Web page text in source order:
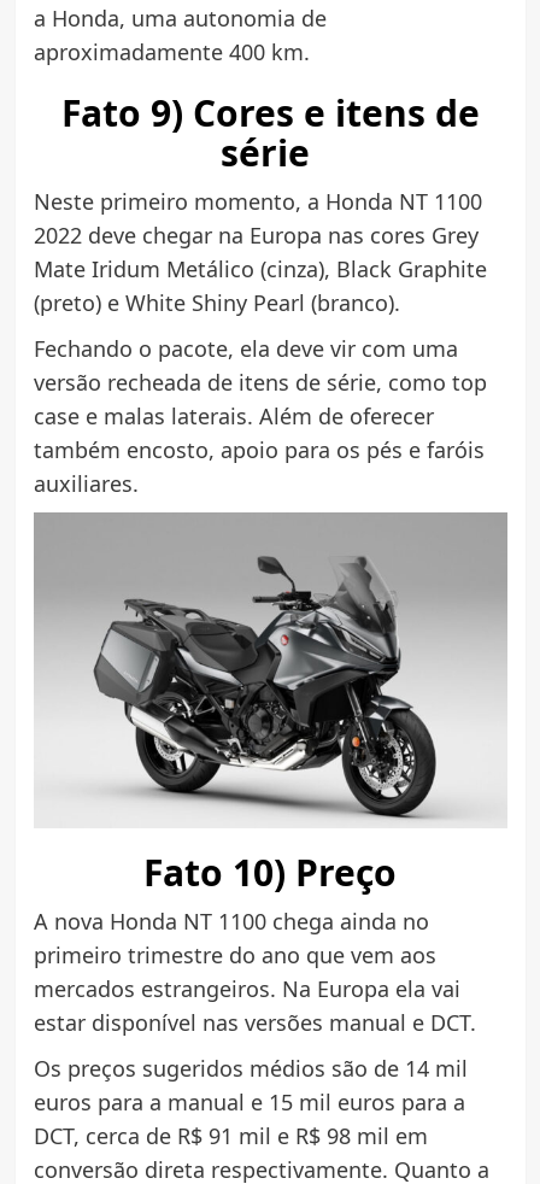
a Honda, uma autonomia de
aproximadamente 400 km.
Fato 9) Cores e itens de
série
Neste primeiro momento, a Honda NT 1100
2022 deve chegar na Europa nas cores Grey
Mate Iridum Metálico (cinza), Black Graphite
(preto) e White Shiny Pearl (branco).
Fechando o pacote, ela deve vir com uma
versão recheada de itens de série, como top
case e malas laterais. Além de oferecer
também encosto, apoio para os pés e faróis
auxiliares.
Fato 10) Preço
A nova Honda NT 1100 chega ainda no
primeiro trimestre do ano que vem aos
mercados estrangeiros. Na Europa ela vai
estar disponível nas versões manual e DCT.
Os preços sugeridos médios são de 14 mil
euros para a manual e 15 mil euros para a
DCT, cerca de R$ 91 mil e R$ 98 mil em
conversão direta respectivamente. Quanto a